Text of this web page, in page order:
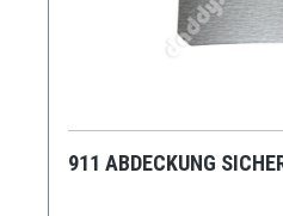
911 ABDECKUNG